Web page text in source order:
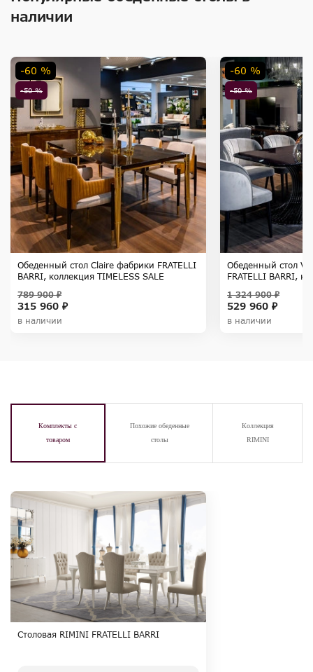
наличии
-50 %
-60 %
Обеденный стол Claire фабрики FRATELLI
BARRI, коллекция TIMELESS SALE
315 960 ₽
789 900 ₽
в наличии
-50 %
-60 %
Обеденный стол
FRATELLI BARRI,
529 960 ₽
1 324 900 ₽
в наличии
Комплекты с
товаром
Похожие обеденные
столы
Коллекция
RIMINI
Столовая RIMINI FRATELLI BARRI